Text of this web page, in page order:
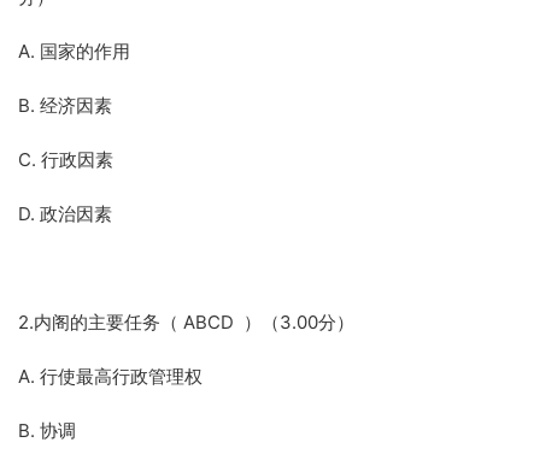
A. 国家的作用
B. 经济因素
C. 行政因素
D. 政治因素
2.内阁的主要任务（ ABCD ）（3.00分）
A. 行使最高行政管理权
B. 协调